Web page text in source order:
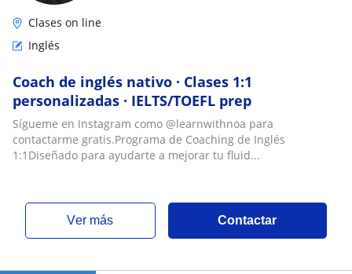
Clases on line
Inglés
Coach de inglés nativo · Clases 1:1
personalizadas · IELTS/TOEFL prep
Sígueme en Instagram como @learnwithnoa para
contactarme gratis.Programa de Coaching de Inglés
1:1Diseñado para ayudarte a mejorar tu fluid...
ver más Contactar